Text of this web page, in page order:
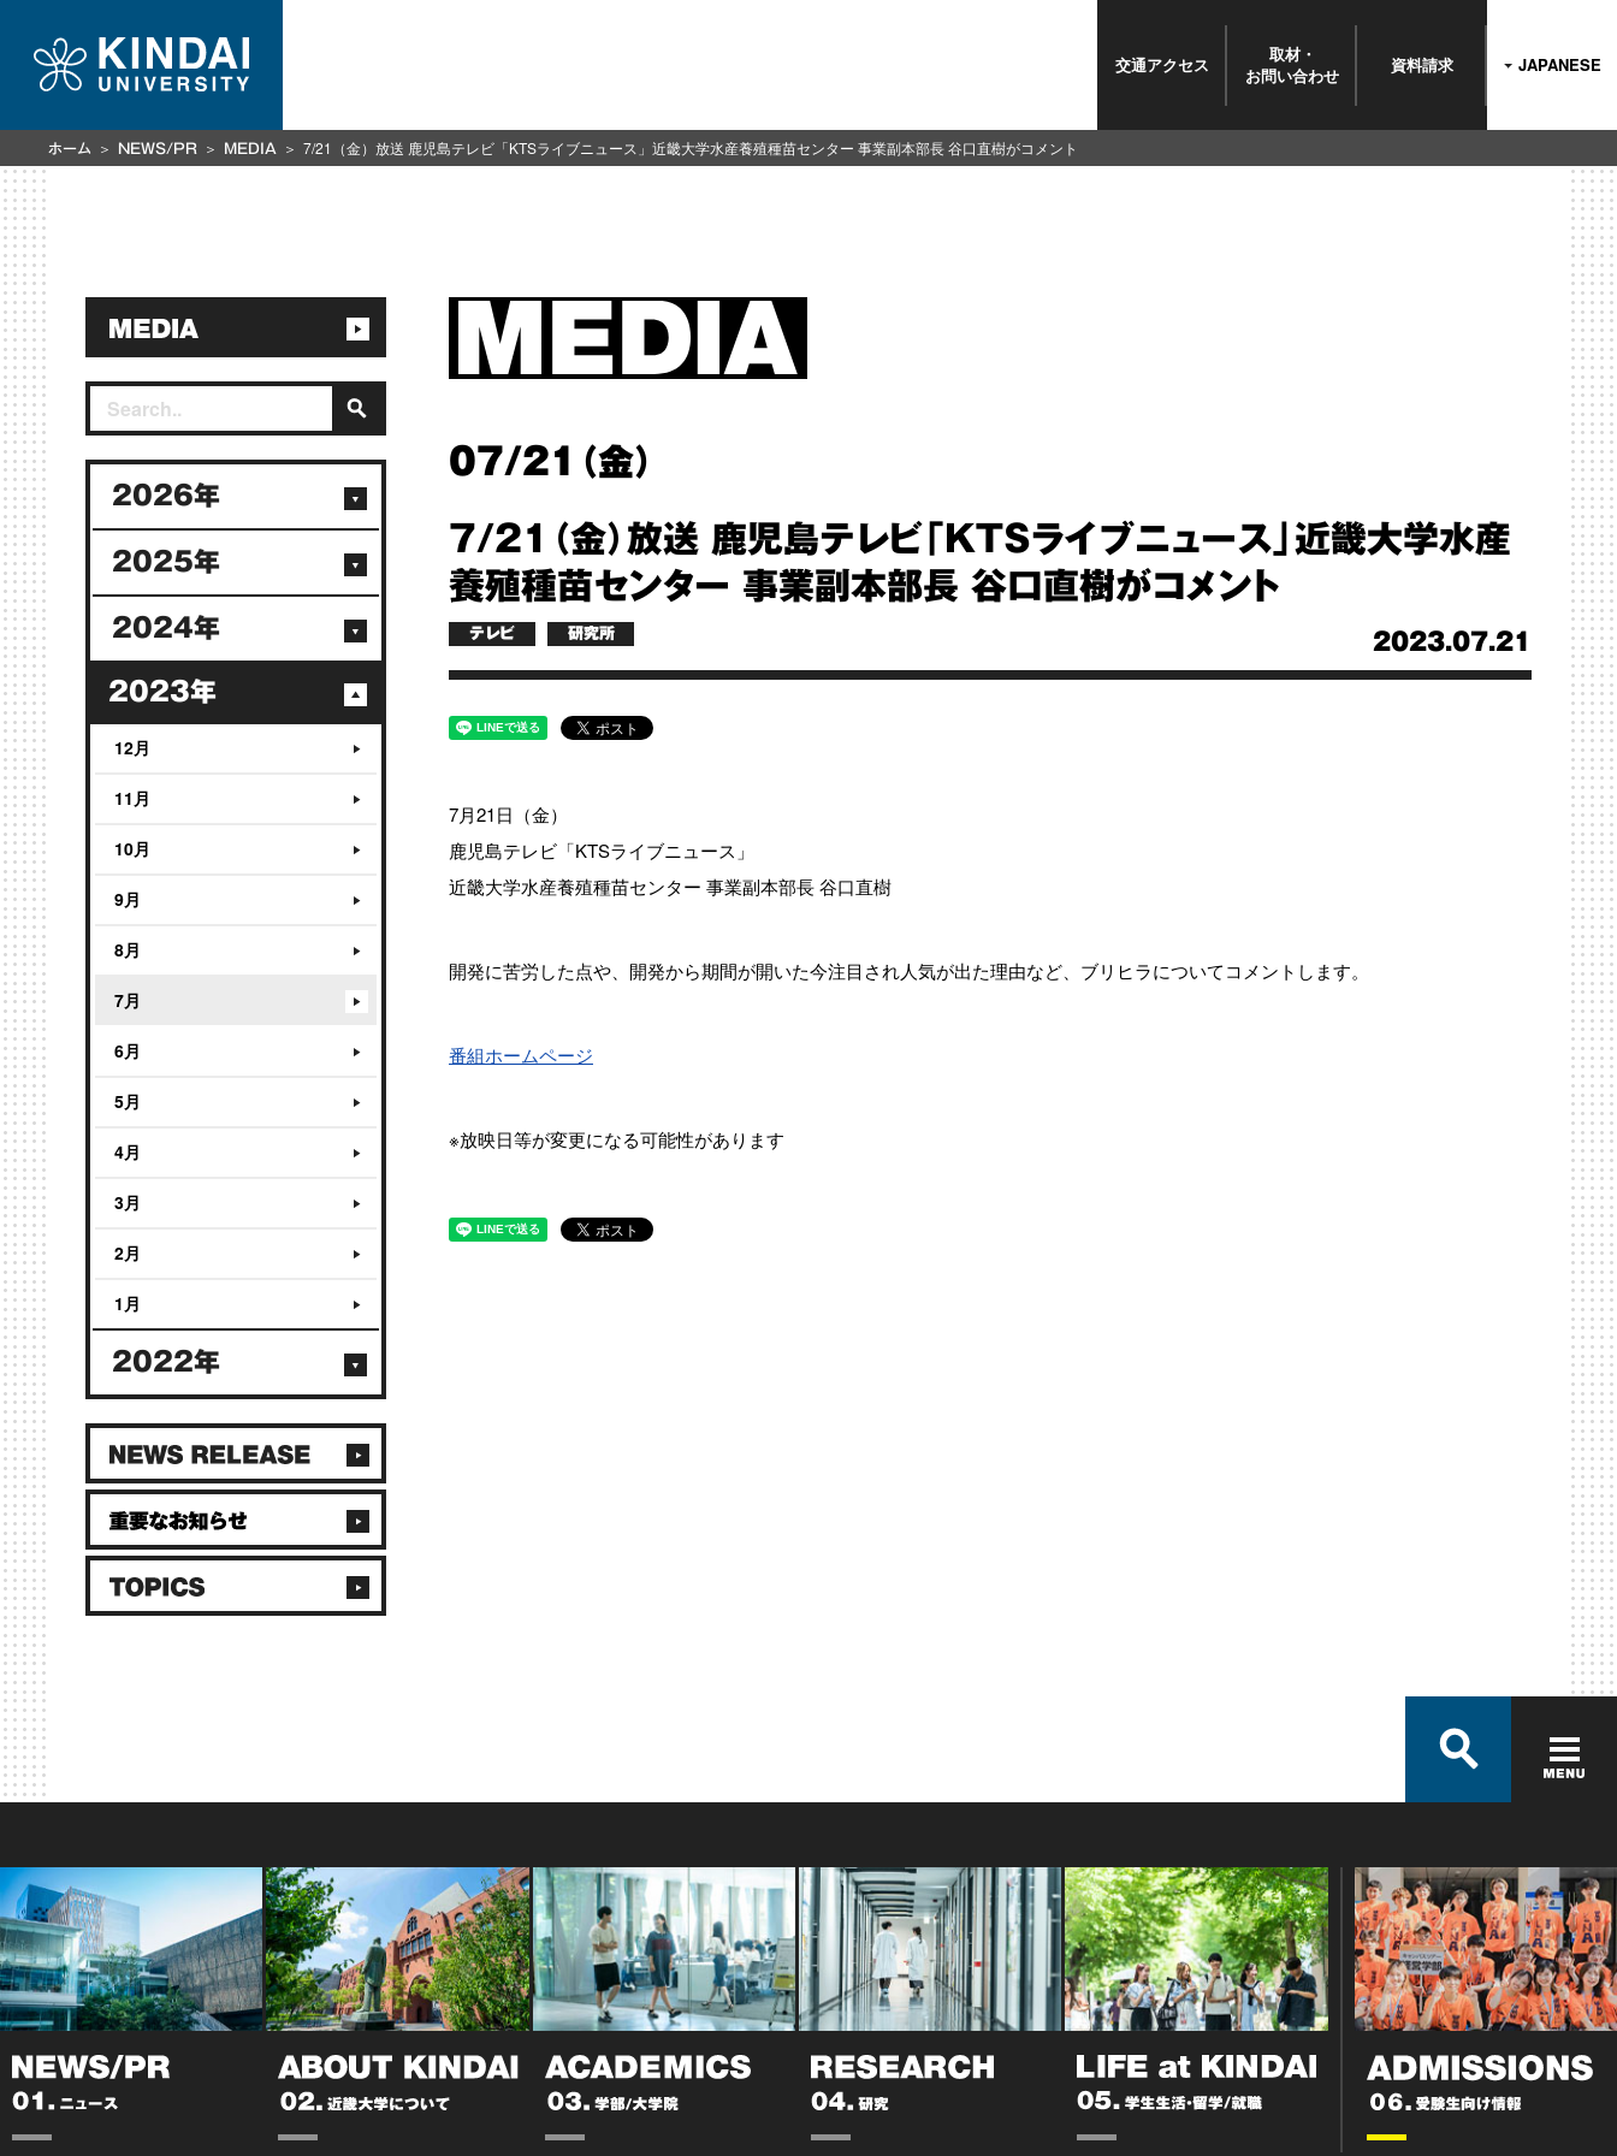
交通アクセス
取材・
お問い合わせ 資料請求 JAPANESE
ホーム NEWS/PR MEDIA 7/21（金）放送 鹿児島テレビ「KTSライブニュース」近畿大学水産養殖種苗センター 事業副本部長 谷口直樹がコメント
07/21（金）
7/21（金）放送 鹿児島テレビ「KTSライブニュース」近畿大学水産
養殖種苗センター 事業副本部長 谷口直樹がコメント
2023.07.21
テレビ 研究所
7月21日（金）
鹿児島テレビ「KTSライブニュース」
近畿大学水産養殖種苗センター 事業副本部長 谷口直樹
開発に苦労した点や、開発から期間が開いた今注目され人気が出た理由など、ブリヒラについてコメントします。
番組ホームページ
※放映日等が変更になる可能性があります
2026年
2025年
2024年
2023年
12月
11月
10月
9月
8月
7月
6月
5月
4月
3月
2月
1月
2022年